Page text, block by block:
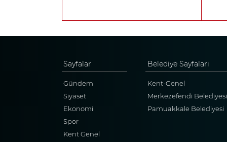
Sayfalar
Gündem
Siyaset
Ekonomi
Spor
Kent Genel
Belediye Sayfaları
Kent-Genel
Merkezefendi Belediyesi
Pamuakkale Belediyesi